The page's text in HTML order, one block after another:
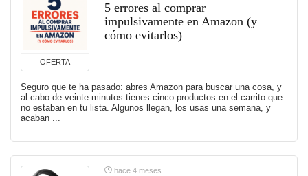
OFERTA
5 errores al comprar
impulsivamente en Amazon (y
cómo evitarlos)
Seguro que te ha pasado: abres Amazon para buscar una cosa, y
al cabo de veinte minutos tienes cinco productos en el carrito que
no estaban en tu lista. Algunos llegan, los usas una semana, y
acaban ...
hace 4 meses